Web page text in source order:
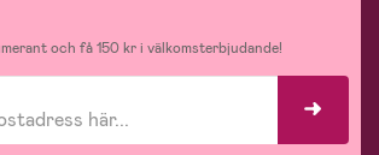
och få 150 kr i välkomsterbjudande!